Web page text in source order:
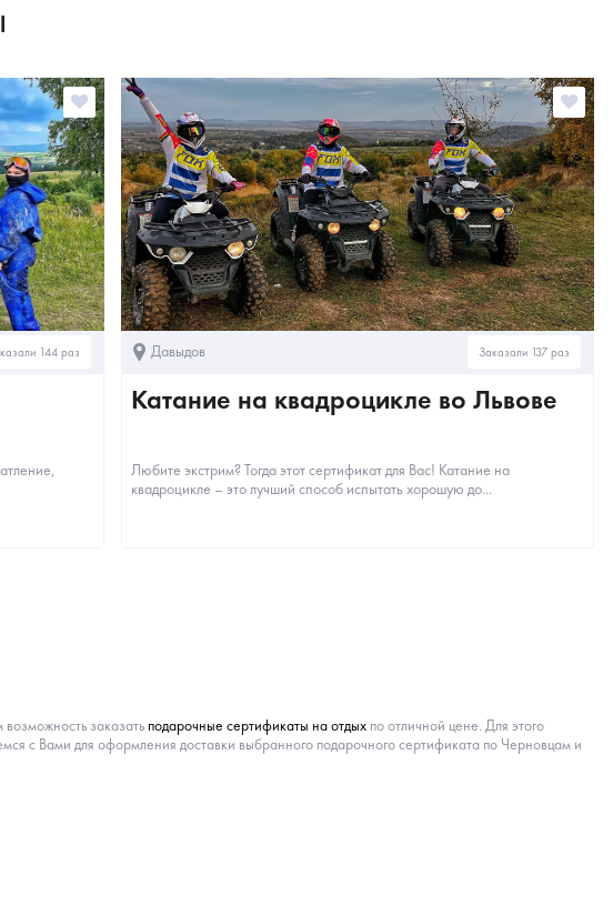
144 раз Давыдов Заказали 137 раз
Катание на квадроцикле во Львове
Любите экстрим? Тогда этот сертификат для Вас! Катание на
квадроцикле – это лучший способ испытать хорошую до...
заказать подарочные сертификаты на отдых по отличной цене. Для этого
с Вами для оформления доставки выбранного подарочного сертификата по Черновцам и